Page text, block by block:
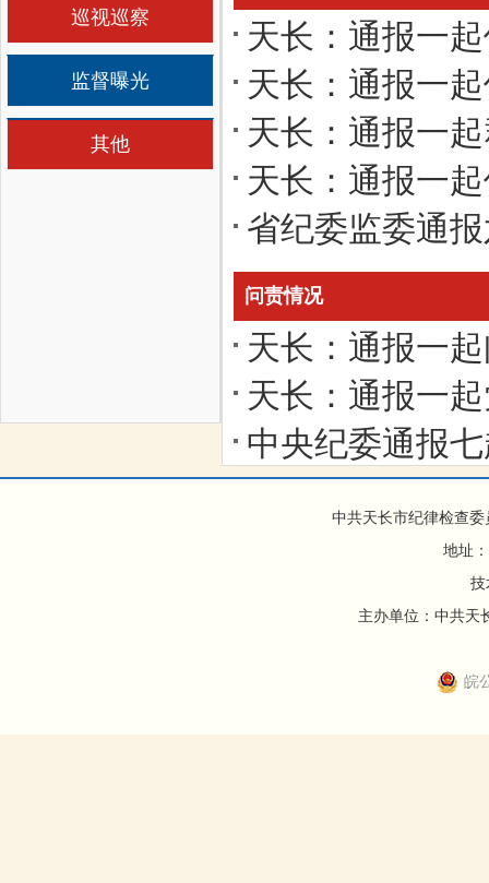
巡视巡察
监督曝光
其他
天长：通报一
天长：通报一
天长：通报一
天长：通报一
省纪委监委通
问责情况
天长：通报一
天长：通报一
中央纪委通报七
中共天长市纪律检查
地址
技
主办单位：中共天
皖